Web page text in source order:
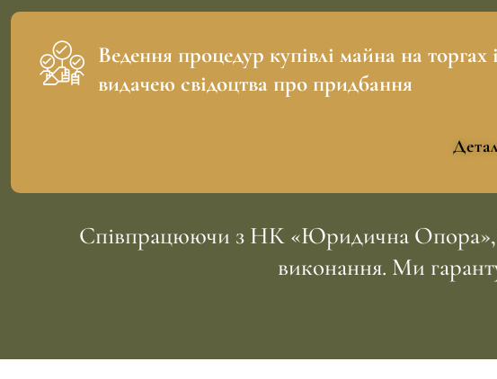
Ведення процедур купівлі майна на торгах
видачею свідоцтва про придбання
Співпрацюючи з НК «Юридична Опора», ви
виконання. Ми